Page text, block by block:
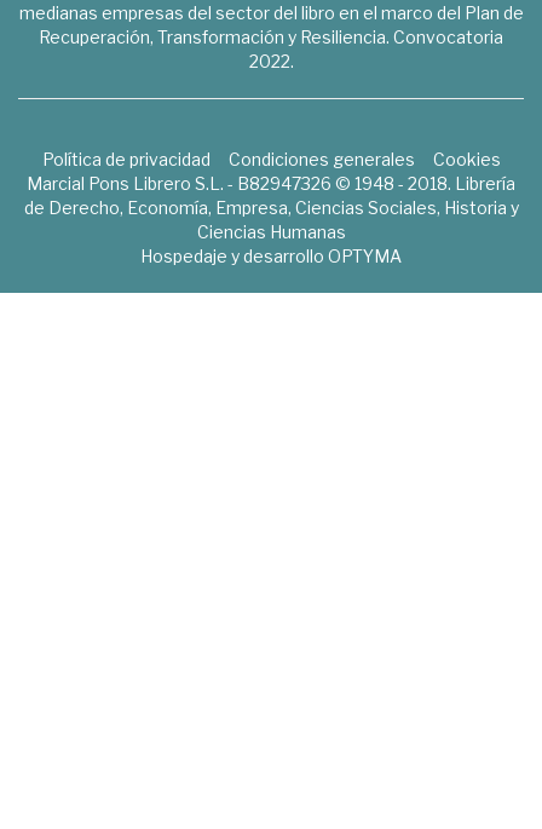
medianas empresas del sector del libro en el marco del Plan de
Recuperación, Transformación y Resiliencia. Convocatoria
2022.
Política de privacidad Condiciones generales
Cookies
Marcial Pons Librero S.L. - B82947326 © 1948 - 2018. Librería
de Derecho, Economía, Empresa, Ciencias Sociales, Historia y
Ciencias Humanas
Hospedaje y desarrollo OPTYMA